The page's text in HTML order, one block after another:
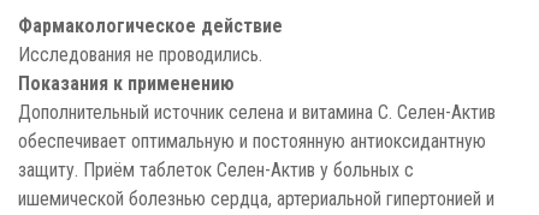
Фармакологическое действие
Исследования не проводились.
Показания к применению
Дополнительный источник селена и витамина С. Селен-Актив
обеспечивает оптимальную и постоянную антиоксидантную
защиту. Приём таблеток Селен-Актив у больных с
ишемической болезнью сердца, артериальной гипертонией и